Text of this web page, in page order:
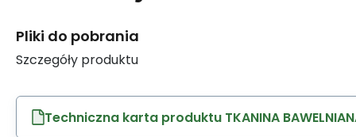
Pliki do pobrania
Szczegóły produktu
Techniczna karta produktu TKANINA